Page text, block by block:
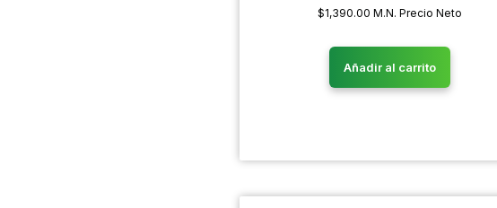
$1,390.00 M.N. Precio Neto
Añadir al carrito